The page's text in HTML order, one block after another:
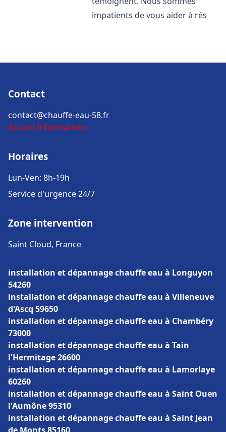
impatients de vous aider à rés
Contact
contact@chauffe-eau-58.fr
Accueil Informations
Horaires
Lun-Ven: 8h-19h
Service d'urgence 24/7
Zone intervention
Saint Cloud, France
installation et dépannage chauffe eau à Longuyon
54260
installation et dépannage chauffe eau à Villeneuve
d'Ascq 59650
installation et dépannage chauffe eau à Chambéry
73000
installation et dépannage chauffe eau à Tain
l'Hermitage 26600
installation et dépannage chauffe eau à Lamorlaye
60260
installation et dépannage chauffe eau à Saint Ouen
l'Aumône 95310
installation et dépannage chauffe eau à Saint Jean